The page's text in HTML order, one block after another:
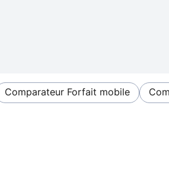
Comparateur Forfait mobile